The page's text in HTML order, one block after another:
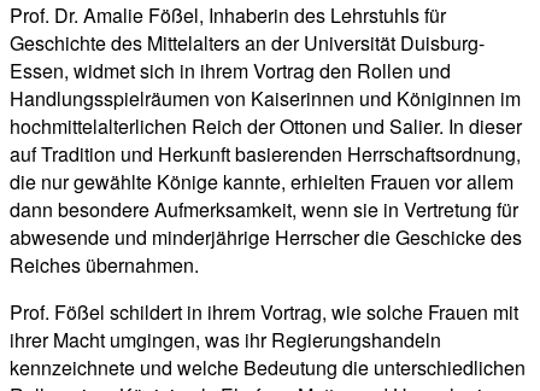
Prof. Dr. Amalie Fößel, Inhaberin des Lehrstuhls für
Geschichte des Mittelalters an der Universität Duisburg-
Essen, widmet sich in ihrem Vortrag den Rollen und
Handlungsspielräumen von Kaiserinnen und Königinnen im
hochmittelalterlichen Reich der Ottonen und Salier. In dieser
auf Tradition und Herkunft basierenden Herrschaftsordnung,
die nur gewählte Könige kannte, erhielten Frauen vor allem
dann besondere Aufmerksamkeit, wenn sie in Vertretung für
abwesende und minderjährige Herrscher die Geschicke des
Reiches übernahmen.
Prof. Fößel schildert in ihrem Vortrag, wie solche Frauen mit
ihrer Macht umgingen, was ihr Regierungshandeln
kennzeichnete und welche Bedeutung die unterschiedlichen